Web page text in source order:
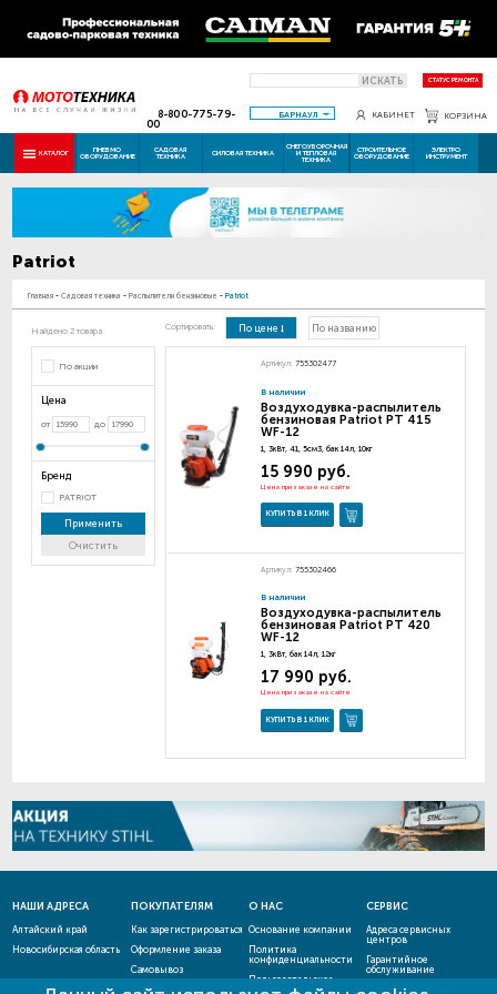
ИСКАТЬ СТАТУС РЕМОНТА
8-800-775-79-
00
БАРНАУЛ КАБИНЕТ КОРЗИНА
КАТАЛОГ ПНЕВМО
ОБОРУДОВАНИЕ
САДОВАЯ
ТЕХНИКА СИЛОВАЯ ТЕХНИКА
СНЕГОУБОРОЧНАЯ
И ТЕПЛОВАЯ
ТЕХНИКА
СТРОИТЕЛЬНОЕ
ОБОРУДОВАНИЕ
ЭЛЕКТРО
ИНСТРУМЕНТ
Patriot
Главная - Садовая техника - Распылители бензиновые - Patriot
Найдено 2 товара
По акции
Цена
от до
Бренд
PATRIOT
Применить
Очистить
Сортировать: По цене По названию
Артикул: 755302477
В наличии
Воздуходувка-распылитель
бензиновая Patriot PT 415
WF-12
1, 3кВт, 41, 5см3, бак 14л, 10кг
15 990 руб.
Цена при заказе на сайте
КУПИТЬ В 1 КЛИК
Артикул: 755302466
В наличии
Воздуходувка-распылитель
бензиновая Patriot PT 420
WF-12
1, 3кВт, бак 14л, 12кг
17 990 руб.
Цена при заказе на сайте
КУПИТЬ В 1 КЛИК
НАШИ АДРЕСА
Алтайский край
Новосибирская область
ПОКУПАТЕЛЯМ
Как зарегистрироваться
Оформление заказа
Самовывоз
Способы оплаты
О НАС
Основание компании
Политика
конфиденциальности
Пользовательское
соглашение
СЕРВИС
Адреса сервисных
центров
Гарантийное
обслуживание
Проверить статус